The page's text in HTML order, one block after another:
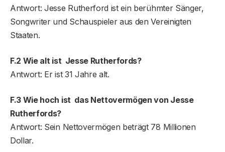
Antwort: Jesse Rutherford ist ein berühmter Sänger,
Songwriter und Schauspieler aus den Vereinigten
Staaten.
F.2 Wie alt ist Jesse Rutherfords?
Antwort: Er ist 31 Jahre alt.
F.3 Wie hoch ist das Nettovermögen von Jesse
Rutherfords?
Antwort: Sein Nettovermögen beträgt 78 Millionen
Dollar.